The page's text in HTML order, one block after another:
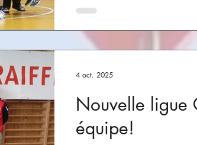
six matchs de finale qui se
près de 250 spectateurs sont
encourager les équipes. Les
parfaitement l’intensité et la
Nouvelle ligue
équipe!
4 oct. 2025